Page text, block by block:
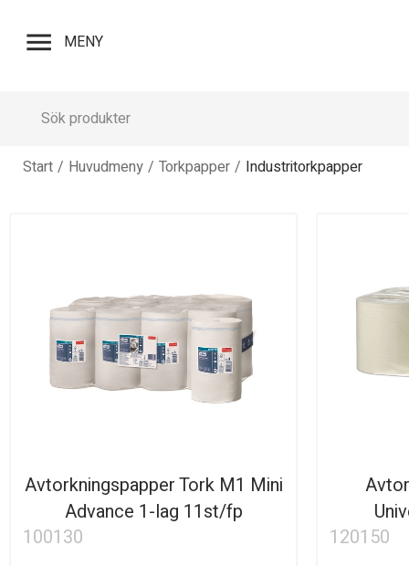
menu MENY
Start / Huvudmeny / Torkpapper / Industritorkpapper
Avtorkningspapper Tork M1 Mini
Advance 1-lag 11st/fp
100130
120150